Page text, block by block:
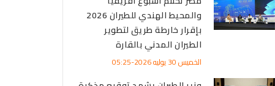
والمحيط الهندي للطيران 2026
بإقرار خارطة طريق لتطوير
الطيران المدني بالقارة
الخميس 30 يوليه 2026-05:25